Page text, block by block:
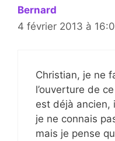
Bernard
4 février 2013 à
Christian, je ne
l’ouverture de
est déjà ancien,
je ne connais
mais je pense